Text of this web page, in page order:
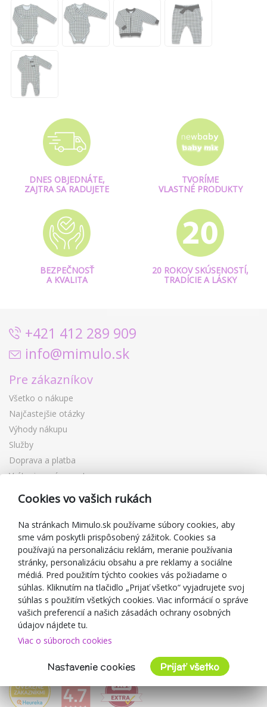
DNES OBJEDNÁTE,
ZAJTRA SA RADUJETE
TVORÍME
VLASTNÉ PRODUKTY
BEZPEČNOSŤ
A KVALITA
20 ROKOV SKÚSENOSTÍ,
TRADÍCIE A LÁSKY
+421 412 289 909
info@mimulo.sk
Pre zákazníkov
Všetko o nákupe
Najčastejšie otázky
Výhody nákupu
Služby
Doprava a platba
Vrátenie a výmena tovaru
Reklamácia
Darčekové poukážky
Zľavové kupóny
Blog
O predajcovi
Mimulo.sk
Obchodné podmienky
Ochrana osobných údajov GDPR
Kontakty
Spolupracujeme
Cookies vo vašich rukách
Na stránkach Mimulo.sk používame súbory cookies, aby
sme vám poskytli prispôsobený zážitok. Cookies sa
používajú na personalizáciu reklám, meranie používania
stránky, personalizáciu obsahu a pre reklamy a sociálne
médiá. Pred použitím týchto cookies vás požiadame o
súhlas. Kliknutím na tlačidlo „Prijať všetko“ vyjadrujete svoj
súhlas s použitím všetkých cookies. Viac informácií o správe
vašich preferencií a našich zásadách ochrany osobných
údajov nájdete tu.
Viac o súboroch cookies
Nastavenie cookies Prijať všetko